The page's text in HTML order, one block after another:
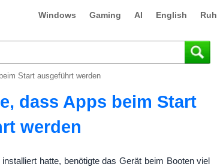
Windows Gaming AI English
Start ausgeführt werden
dass Apps beim Start
werden
hatte, benötigte das Gerät beim Booten viel